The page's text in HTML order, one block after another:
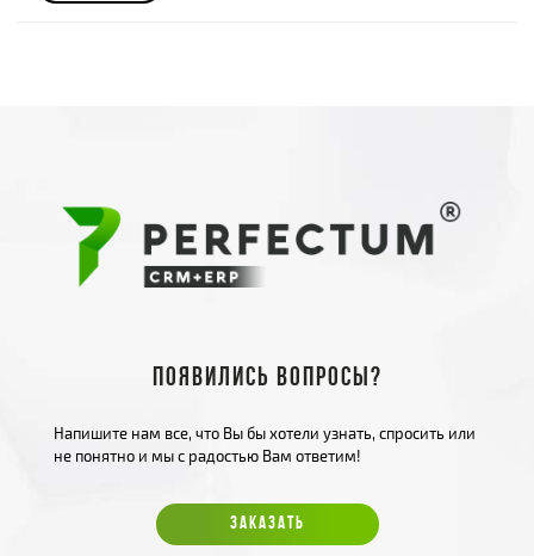
Появились вопросы?
Напишите нам все, что Вы бы хотели узнать, спросить или
не понятно и мы с радостью Вам ответим!
ЗАКАЗАТЬ